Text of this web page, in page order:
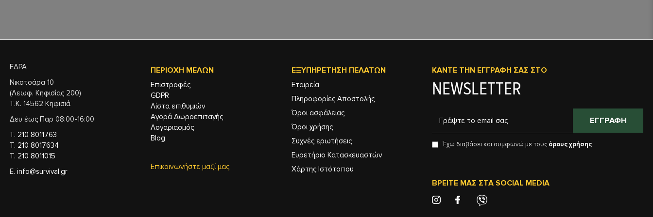
ΕΔΡΑ
Νικοτσάρα 10
(Λεωφ. Κηφισίας 200)
Τ.Κ. 14562 Κηφισιά
Δευ έως Παρ 08:00-16:00
Τ. 210 8011763
Τ. 210 8017634
Τ. 210 8011015
Ε. info@survival.gr
ΠΕΡΙΟΧΉ ΜΕΛΏΝ
Επιστροφές
GDPR
Λίστα επιθυμιών
Αγορά Δωροεπιταγής
Λογαριασμός
Blog
Επικοινωνήστε μαζί μας
ΕΞΥΠΗΡΈΤΗΣΗ ΠΕΛΑΤΏΝ
Εταιρεία
Πληροφορίες Αποστολής
Όροι ασφάλειας
Όροι χρήσης
Συχνές ερωτήσεις
Ευρετήριο Κατασκευαστών
Χάρτης Ιστότοπου
ΚΆΝΤΕ ΤΗΝ ΕΓΓΡΑΦΉ ΣΑΣ ΣΤΟ
NEWSLETTER
ΕΓΓΡΑΦΉ
Έχω διαβάσει και συμφωνώ με τους όρους χρήσης
ΒΡΕΊΤΕ ΜΑΣ ΣΤΑ SOCIAL MEDIA